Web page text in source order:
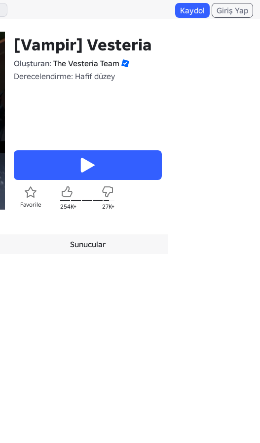
Kaydol Giriş Yap
[Vampir] Vesteria
Oluşturan: The Vesteria Team
Derecelendirme: Hafif düzey
Favorile 254K+ 27K+
Sunucular